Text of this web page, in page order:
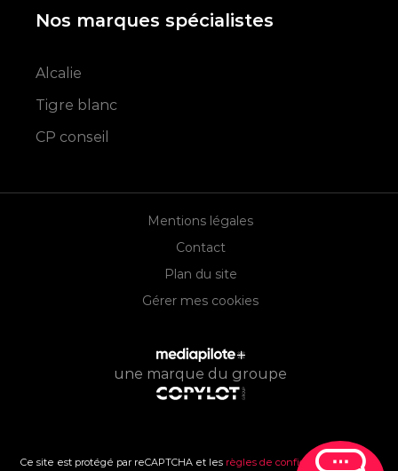
Nos marques spécialistes
Alcalie
Tigre blanc
CP conseil
Mentions légales
Contact
Plan du site
Gérer mes cookies
une marque du groupe
Ce site est protégé par reCAPTCHA et les règles de confidentialitéet les